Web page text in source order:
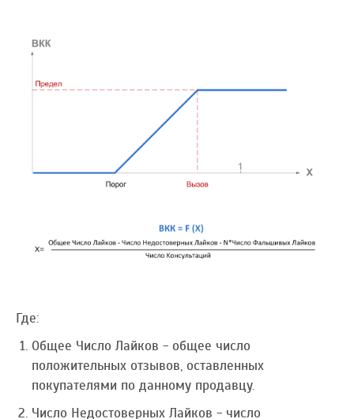
Где:
Общее Число Лайков - общее число
положительных отзывов, оставленных
покупателями по данному продавцу.
Число Недостоверных Лайков - число